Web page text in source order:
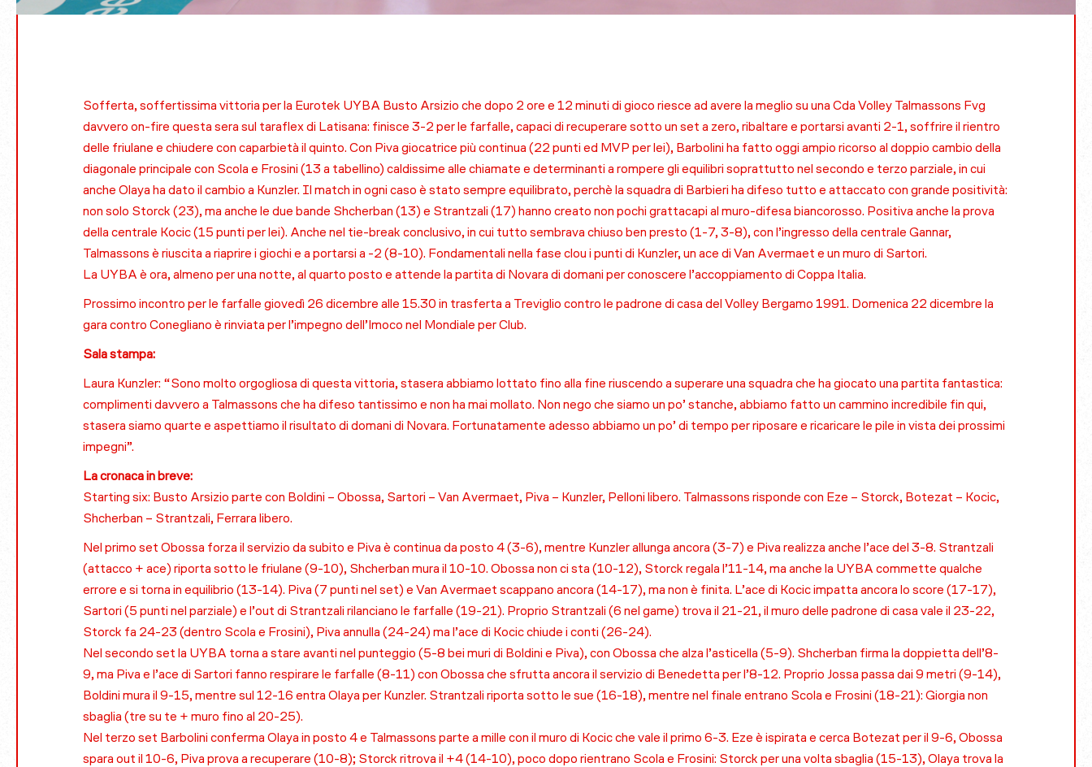
Sofferta, soffertissima vittoria per la Eurotek UYBA Busto Arsizio che dopo 2 ore e 12 minuti di gioco riesce ad avere la meglio su una Cda Volley Talmassons Fvg
davvero on-fire questa sera sul taraflex di Latisana: finisce 3-2 per le farfalle, capaci di recuperare sotto un set a zero, ribaltare e portarsi avanti 2-1, soffrire il rientro
delle friulane e chiudere con caparbietà il quinto. Con Piva giocatrice più continua (22 punti ed MVP per lei), Barbolini ha fatto oggi ampio ricorso al doppio cambio della
diagonale principale con Scola e Frosini (13 a tabellino) caldissime alle chiamate e determinanti a rompere gli equilibri soprattutto nel secondo e terzo parziale, in cui
anche Olaya ha dato il cambio a Kunzler. Il match in ogni caso è stato sempre equilibrato, perchè la squadra di Barbieri ha difeso tutto e attaccato con grande positività:
non solo Storck (23), ma anche le due bande Shcherban (13) e Strantzali (17) hanno creato non pochi grattacapi al muro-difesa biancorosso. Positiva anche la prova
della centrale Kocic (15 punti per lei). Anche nel tie-break conclusivo, in cui tutto sembrava chiuso ben presto (1-7, 3-8), con l’ingresso della centrale Gannar,
Talmassons è riuscita a riaprire i giochi e a portarsi a -2 (8-10). Fondamentali nella fase clou i punti di Kunzler, un ace di Van Avermaet e un muro di Sartori.
La UYBA è ora, almeno per una notte, al quarto posto e attende la partita di Novara di domani per conoscere l’accoppiamento di Coppa Italia.
Prossimo incontro per le farfalle giovedì 26 dicembre alle 15.30 in trasferta a Treviglio contro le padrone di casa del Volley Bergamo 1991. Domenica 22 dicembre la
gara contro Conegliano è rinviata per l’impegno dell’Imoco nel Mondiale per Club.
Sala stampa:
Laura Kunzler: “Sono molto orgogliosa di questa vittoria, stasera abbiamo lottato fino alla fine riuscendo a superare una squadra che ha giocato una partita fantastica:
complimenti davvero a Talmassons che ha difeso tantissimo e non ha mai mollato. Non nego che siamo un po’ stanche, abbiamo fatto un cammino incredibile fin qui,
stasera siamo quarte e aspettiamo il risultato di domani di Novara. Fortunatamente adesso abbiamo un po’ di tempo per riposare e ricaricare le pile in vista dei prossimi
impegni”.
La cronaca in breve:
Starting six: Busto Arsizio parte con Boldini – Obossa, Sartori – Van Avermaet, Piva – Kunzler, Pelloni libero. Talmassons risponde con Eze – Storck, Botezat – Kocic,
Shcherban – Strantzali, Ferrara libero.
Nel primo set Obossa forza il servizio da subito e Piva è continua da posto 4 (3-6), mentre Kunzler allunga ancora (3-7) e Piva realizza anche l’ace del 3-8. Strantzali
(attacco + ace) riporta sotto le friulane (9-10), Shcherban mura il 10-10. Obossa non ci sta (10-12), Storck regala l’11-14, ma anche la UYBA commette qualche
errore e si torna in equilibrio (13-14). Piva (7 punti nel set) e Van Avermaet scappano ancora (14-17), ma non è finita. L’ace di Kocic impatta ancora lo score (17-17),
Sartori (5 punti nel parziale) e l’out di Strantzali rilanciano le farfalle (19-21). Proprio Strantzali (6 nel game) trova il 21-21, il muro delle padrone di casa vale il 23-22,
Storck fa 24-23 (dentro Scola e Frosini), Piva annulla (24-24) ma l’ace di Kocic chiude i conti (26-24).
Nel secondo set la UYBA torna a stare avanti nel punteggio (5-8 bei muri di Boldini e Piva), con Obossa che alza l’asticella (5-9). Shcherban firma la doppietta dell’8-
9, ma Piva e l’ace di Sartori fanno respirare le farfalle (8-11) con Obossa che sfrutta ancora il servizio di Benedetta per l’8-12. Proprio Jossa passa dai 9 metri (9-14),
Boldini mura il 9-15, mentre sul 12-16 entra Olaya per Kunzler. Strantzali riporta sotto le sue (16-18), mentre nel finale entrano Scola e Frosini (18-21): Giorgia non
sbaglia (tre su te + muro fino al 20-25).
Nel terzo set Barbolini conferma Olaya in posto 4 e Talmassons parte a mille con il muro di Kocic che vale il primo 6-3. Eze è ispirata e cerca Botezat per il 9-6, Obossa
spara out il 10-6, Piva prova a recuperare (10-8); Storck ritrova il +4 (14-10), poco dopo rientrano Scola e Frosini: Storck per una volta sbaglia (15-13), Olaya trova la